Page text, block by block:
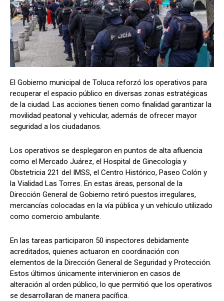
El Gobierno municipal de Toluca reforzó los operativos para
recuperar el espacio público en diversas zonas estratégicas
de la ciudad. Las acciones tienen como finalidad garantizar la
movilidad peatonal y vehicular, además de ofrecer mayor
seguridad a los ciudadanos.
Los operativos se desplegaron en puntos de alta afluencia
como el Mercado Juárez, el Hospital de Ginecología y
Obstetricia 221 del IMSS, el Centro Histórico, Paseo Colón y
la Vialidad Las Torres. En estas áreas, personal de la
Dirección General de Gobierno retiró puestos irregulares,
mercancías colocadas en la vía pública y un vehículo utilizado
como comercio ambulante.
En las tareas participaron 50 inspectores debidamente
acreditados, quienes actuaron en coordinación con
elementos de la Dirección General de Seguridad y Protección.
Estos últimos únicamente intervinieron en casos de
alteración al orden público, lo que permitió que los operativos
se desarrollaran de manera pacífica.